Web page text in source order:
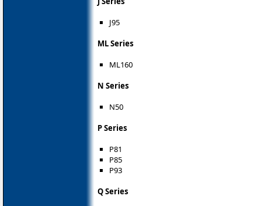
J95
ML Series
ML160
N Series
N50
P Series
P81
P85
P93
Q Series